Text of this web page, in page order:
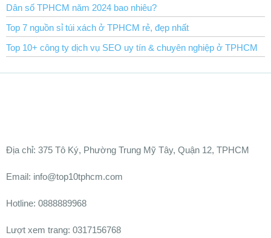
Dân số TPHCM năm 2024 bao nhiêu?
Top 7 nguồn sỉ túi xách ở TPHCM rẻ, đẹp nhất
Top 10+ công ty dịch vụ SEO uy tín & chuyên nghiệp ở TPHCM
Ðịa chỉ: 375 Tô Ký, Phường Trung Mỹ Tây, Quận 12, TPHCM
Email: info@top10tphcm.com
Hotline: 0888889968
Lượt xem trang: 0317156768